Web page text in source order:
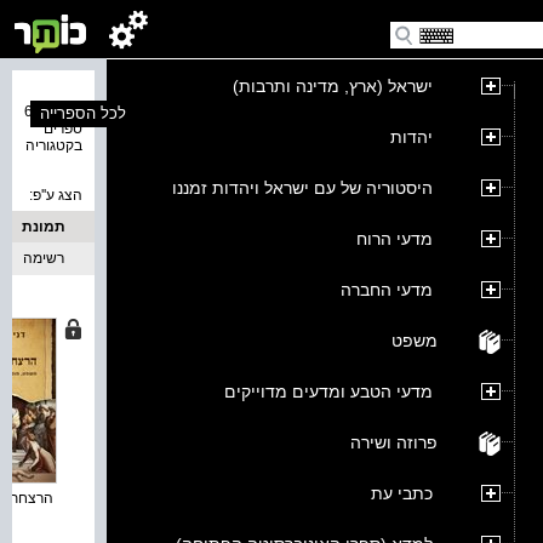
ישראל (ארץ, מדינה ותרבות)
יהדות
היסטוריה של עם ישראל ויהדות זמננו
מדעי הרוח
מדעי החברה
משפט
מדעי הטבע ומדעים מדוייקים
פרוזה ושירה
כתבי עת
נמצאו 67
ספרים
בקטגוריה
לכל הספרייה
הצג ע''פ:
תמונת
כריכה
רשימה
הרצחת